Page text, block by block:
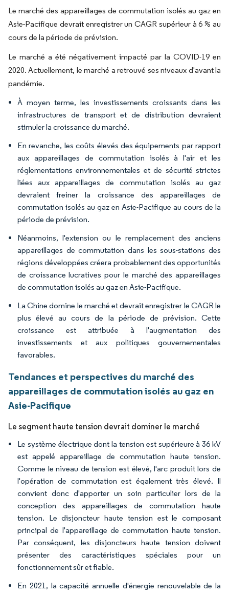
Le marché des appareillages de commutation isolés au gaz en
Asie-Pacifique devrait enregistrer un CAGR supérieur à 6 % au
cours de la période de prévision.
Le marché a été négativement impacté par la COVID-19 en
2020. Actuellement, le marché a retrouvé ses niveaux d'avant la
pandémie.
À moyen terme, les investissements croissants dans les
infrastructures de transport et de distribution devraient
stimuler la croissance du marché.
En revanche, les coûts élevés des équipements par rapport
aux appareillages de commutation isolés à l'air et les
réglementations environnementales et de sécurité strictes
liées aux appareillages de commutation isolés au gaz
devraient freiner la croissance des appareillages de
commutation isolés au gaz en Asie-Pacifique au cours de la
période de prévision.
Néanmoins, l'extension ou le remplacement des anciens
appareillages de commutation dans les sous-stations des
régions développées créera probablement des opportunités
de croissance lucratives pour le marché des appareillages
de commutation isolés au gaz en Asie-Pacifique.
La Chine domine le marché et devrait enregistrer le CAGR le
plus élevé au cours de la période de prévision. Cette
croissance est attribuée à l'augmentation des
investissements et aux politiques gouvernementales
favorables.
Tendances et perspectives du marché des
appareillages de commutation isolés au gaz en
Asie-Pacifique
Le segment haute tension devrait dominer le marché
Le système électrique dont la tension est supérieure à 36 kV
est appelé appareillage de commutation haute tension.
Comme le niveau de tension est élevé, l'arc produit lors de
l'opération de commutation est également très élevé. Il
convient donc d'apporter un soin particulier lors de la
conception des appareillages de commutation haute
tension. Le disjoncteur haute tension est le composant
principal de l'appareillage de commutation haute tension.
Par conséquent, les disjoncteurs haute tension doivent
présenter des caractéristiques spéciales pour un
fonctionnement sûr et fiable.
En 2021, la capacité annuelle d'énergie renouvelable de la